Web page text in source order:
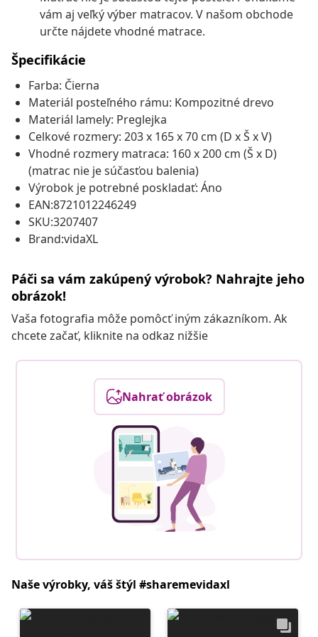
vám aj veľký výber matracov. V našom obchode
určte nájdete vhodné matrace.
Špecifikácie
Farba: Čierna
Materiál posteľného rámu: Kompozitné drevo
Materiál lamely: Preglejka
Celkové rozmery: 203 x 165 x 70 cm (D x Š x V)
Vhodné rozmery matraca: 160 x 200 cm (Š x D)
(matrac nie je súčasťou balenia)
Výrobok je potrebné poskladať: Áno
EAN:8721012246249
SKU:3207407
Brand:vidaXL
Páči sa vám zakúpený výrobok? Nahrajte jeho
obrázok!
Vaša fotografia môže pomôcť iným zákazníkom. Ak
chcete začať, kliknite na odkaz nižšie
Nahrať obrázok
Naše výrobky, váš štýl #sharemevidaxl